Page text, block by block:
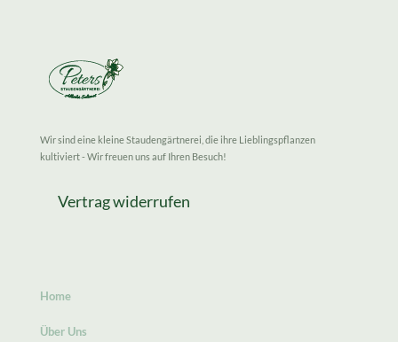
Wir sind eine kleine Staudengärtnerei, die ihre Lieblingspflanzen
kultiviert - Wir freuen uns auf Ihren Besuch!
Vertrag widerrufen
Home
Über Uns